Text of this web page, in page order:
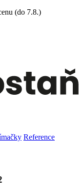
(do 7.8.)
Reference